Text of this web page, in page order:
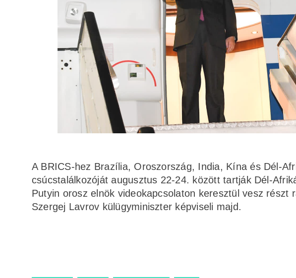
A BRICS-hez Brazília, Oroszország, India, Kína és Dél-
csúcstalálkozóját augusztus 22-24. között tartják Dél-
Putyin orosz elnök videokapcsolaton keresztül vesz részt
Szergej Lavrov külügyminiszter képviseli majd.